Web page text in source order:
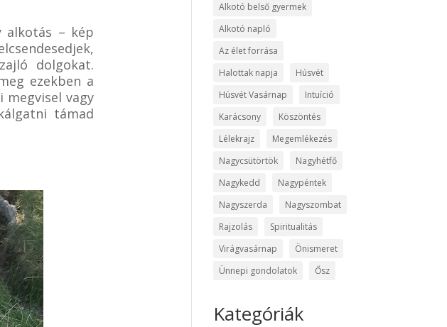
alkotás – kép
dolgokat.
ezekben a
megvisel vagy
támad
Alkotó belső gyermek
Alkotó napló
Az élet forrása
Halottak napja
Húsvét
Húsvét Vasárnap
Intuíció
Karácsony
Köszöntés
Lélekrajz
Megemlékezés
Nagycsütörtök
Nagyhétfő
Nagykedd
Nagypéntek
Nagyszerda
Nagyszombat
Rajzolás
Spiritualitás
Virágvasárnap
Önismeret
Ünnepi gondolatok
Ősz
Kategóriák